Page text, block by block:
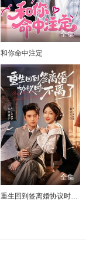
全集
和你命中注定
全集
重生回到签离婚协议时，不离了